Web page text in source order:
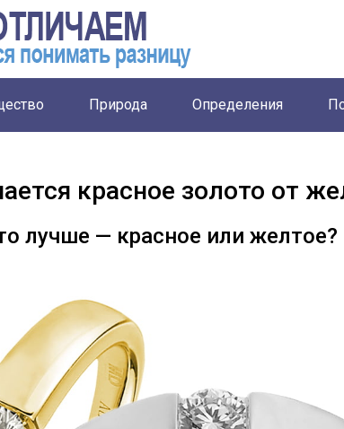
Природа Определения
красное золото от
лучше — красное или желтое?